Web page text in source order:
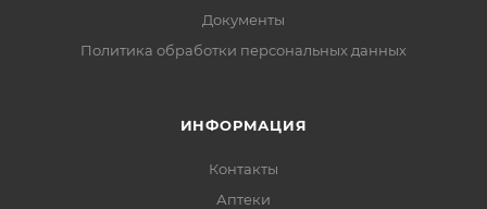
Документы
Политика обработки персональных данных
ИНФОРМАЦИЯ
Контакты
Аптеки